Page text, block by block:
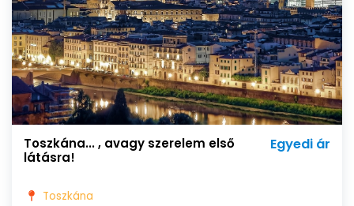
Toszkána... , avagy szerelem első
látásra!
Egyedi ár
Toszkána